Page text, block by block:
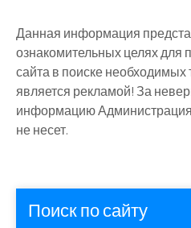
Данная информация
ознакомительных целях для
сайта в поиске
является рекламой! За
информацию Администрация
не несет.
Поиск по сайту